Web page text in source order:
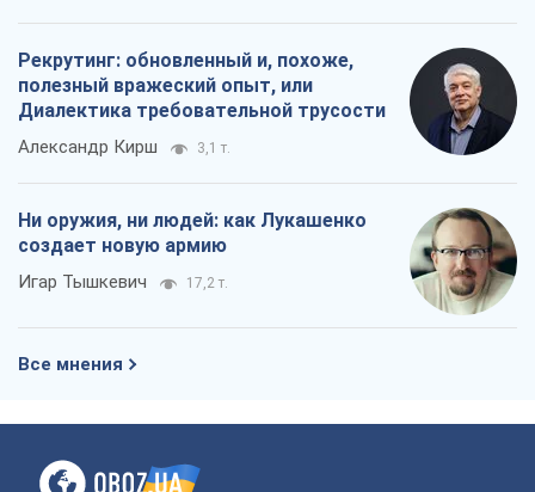
Рекрутинг: обновленный и, похоже,
полезный вражеский опыт, или
Диалектика требовательной трусости
Александр Кирш 3,1 т.
Ни оружия, ни людей: как Лукашенко
создает новую армию
Игар Тышкевич 17,2 т.
Все мнения